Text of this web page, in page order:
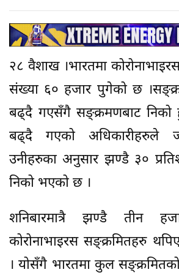
२८ वैशाख ।भारतमा
संख्या ६० हजार पुगेको छ
बढ्दै गएसँगै सङ्क्रमणबाट निको
बढ्दै गएको अधिकारीहरुले
उनीहरुका अनुसार झण्डै ३०
निको भएको छ ।
शनिबारमात्रै झण्डै तीन
कोरोनाभाइरस सङ्क्रमितहरु
। योसँगै भारतमा कुल